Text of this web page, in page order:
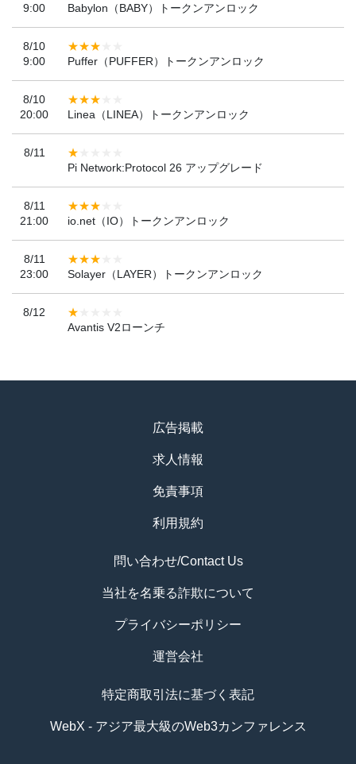
9:00
Babylon（BABY）トークンアンロック
8/10
9:00
Puffer（PUFFER）トークンアンロック
8/10
20:00
Linea（LINEA）トークンアンロック
8/11
Pi Network:Protocol 26 アップグレード
8/11
21:00
io.net（IO）トークンアンロック
8/11
23:00
Solayer（LAYER）トークンアンロック
8/12
Avantis V2ローンチ
広告掲載
求人情報
免責事項
利用規約
問い合わせ/Contact Us
当社を名乗る詐欺について
プライバシーポリシー
運営会社
特定商取引法に基づく表記
WebX - アジア最大級のWeb3カンファレンス